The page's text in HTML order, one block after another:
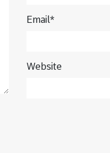
Email*
Website